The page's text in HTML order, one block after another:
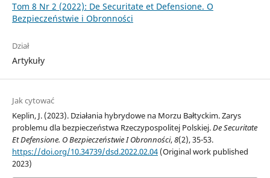
Tom 8 Nr 2 (2022): De Securitate et Defensione. O
Bezpieczeństwie i Obronności
Dział
Artykuły
Jak cytować
Keplin, J. (2023). Działania hybrydowe na Morzu Bałtyckim. Zarys
problemu dla bezpieczeństwa Rzeczypospolitej Polskiej.De Securitate
Et Defensione. O Bezpieczeństwie I Obronności,8(2), 35-53.
https://doi.org/10.34739/dsd.2022.02.04(Original work published
2023)